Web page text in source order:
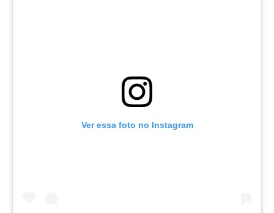
Ver essa foto no Instagram